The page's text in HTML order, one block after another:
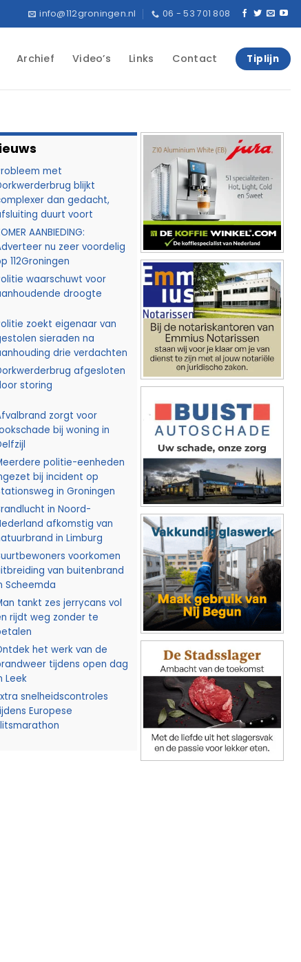
info@112groningen.nl 06 - 53 701 808
Archief Video’s Links Contact Tiplijn
met
blijkt
dan gedacht,
duurt voort
AANBIEDING:
nu zeer voordelig
112Groningen
waarschuwt voor
droogte
zoekt eigenaar van
sieraden na
drie verdachten
afgesloten
storing
zorgt voor
bij woning in
politie-eenheden
bij incident op
in Groningen
in Noord-
afkomstig van
in Limburg
voorkomen
van buitenbrand
Scheemda
tankt zes jerrycans vol
rijdt weg zonder te
het werk van de
tijdens open dag
Leek
snelheidscontroles
Europese